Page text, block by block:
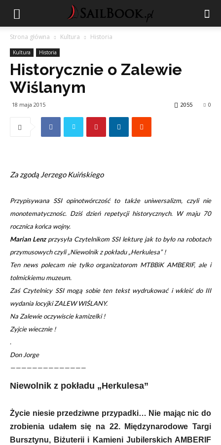
Strona główna Kultura Historia
Kultura Historia
Historycznie o Zalewie
Wiślanym
18 maja 2015 0
2055
Za zgodą Jerzego Kuińskiego
Przypisywana SSI opinotwórczość to także uniwersalizm, czyli nie
monotematycznośc. Dziś dzień repetycji historycznych. W maju 70
rocznica końca wojny.
Marian Lenzprzysyła Czytelnikom SSI lekturę jak to było na robotach
przymusowych czyli„Niewolnik z pokładu „Herkulesa” !
Ten news polecam nie tylko organizatorom MTBBiK AMBERIF, ale i
tolmickiemu muzeum.
Zaś Czytelnicy SSI mogą sobie ten tekst wydrukować i wkleić do III
wydania locyjki ZALEW WIŚLANY.
Na Zalewie oczywiscie kamizelki !
Zyjcie wiecznie !
.
Don Jorge
——————————————
Niewolnik z pokładu „Herkulesa”
Życie niesie przedziwne przypadki… Nie mając nic do
zrobienia udałem się na 22. Międzynarodowe Targi
Bursztynu, Biżuterii i Kamieni Jubilerskich AMBERIF